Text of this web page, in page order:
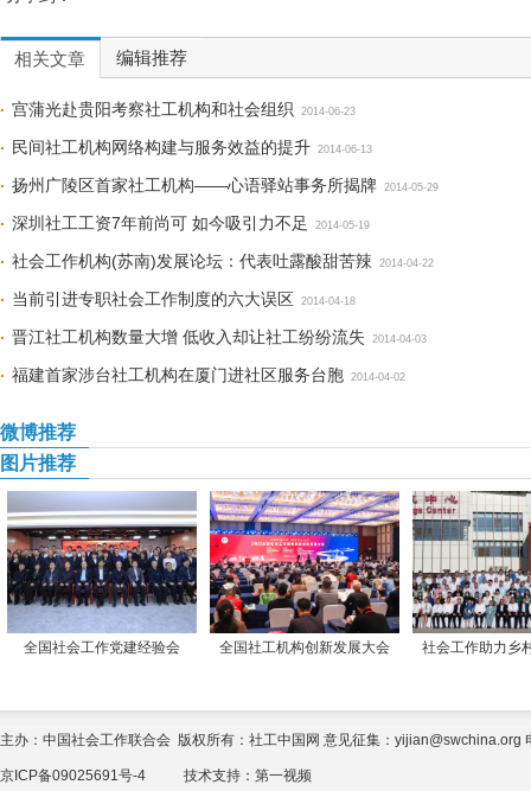
相关文章 编辑推荐
宫蒲光赴贵阳考察社工机构和社会组织 2014-06-23
民间社工机构网络构建与服务效益的提升 2014-06-13
扬州广陵区首家社工机构——心语驿站事务所揭牌 2014-05-29
深圳社工工资7年前尚可 如今吸引力不足 2014-05-19
社会工作机构(苏南)发展论坛：代表吐露酸甜苦辣 2014-04-22
当前引进专职社会工作制度的六大误区 2014-04-18
晋江社工机构数量大增 低收入却让社工纷纷流失 2014-04-03
福建首家涉台社工机构在厦门进社区服务台胞 2014-04-02
微博推荐
图片推荐
全国社会工作党建经验会 全国社工机构创新发展大会 社会工作助力乡
主办：中国社会工作联合会 版权所有：社工中国网 意见征集：yijian@swchina.org
京ICP备09025691号-4 技术支持： 第一视频